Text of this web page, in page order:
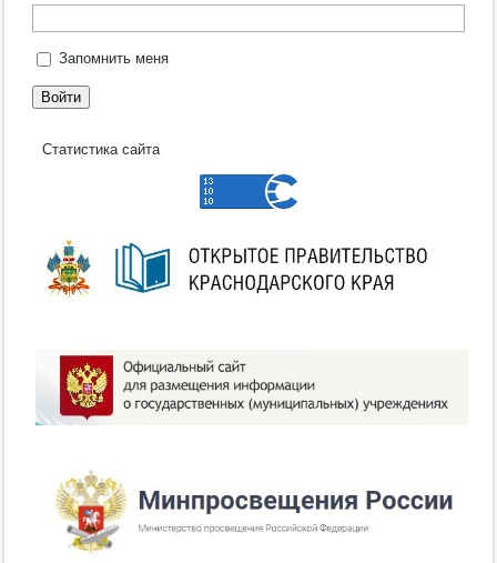
Запомнить меня
Войти
Статистика сайта